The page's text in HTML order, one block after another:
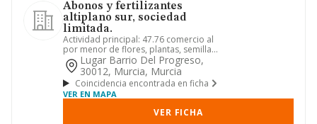
Abonos y fertilizantes
altiplano sur, sociedad
limitada.
Actividad principal: 47.76 comercio al
por menor de flores, plantas, semillas,
fertilizantes, anima...
Lugar Barrio Del Progreso,
30012, Murcia, Murcia
Coincidencia encontrada en ficha
VER EN MAPA
VER FICHA